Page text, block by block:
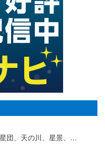
団、天の川、星景、…